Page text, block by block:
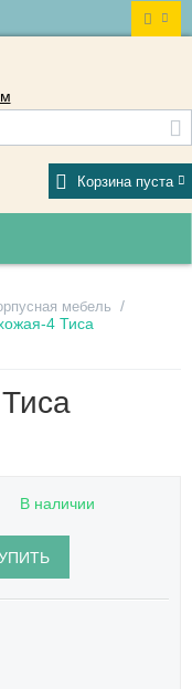
Корзина пуста
мебель /
4 Тиса
В наличии